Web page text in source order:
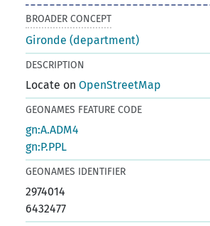
BROADER CONCEPT
Gironde (department)
DESCRIPTION
Locate onOpenStreetMap
GEONAMES FEATURE CODE
gn:A.ADM4
gn:P.PPL
GEONAMES IDENTIFIER
2974014
6432477